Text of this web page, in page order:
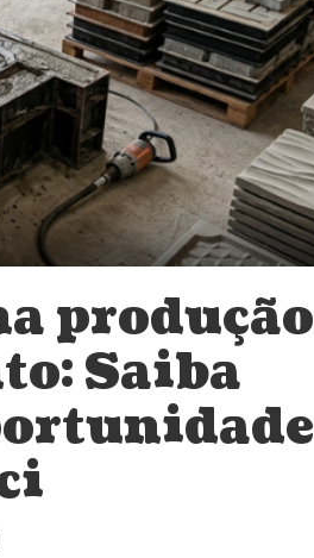
produção
Saiba